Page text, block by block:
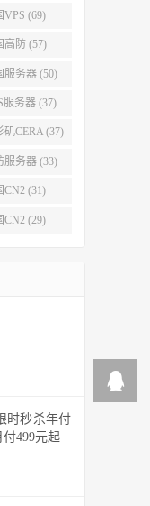
VPS (69)
高防 (57)
服务器 (50)
服务器 (37)
矶CERA (37)
服务器 (33)
CN2 (31)
CN2 (29)
时秒杀年付
月付499元起